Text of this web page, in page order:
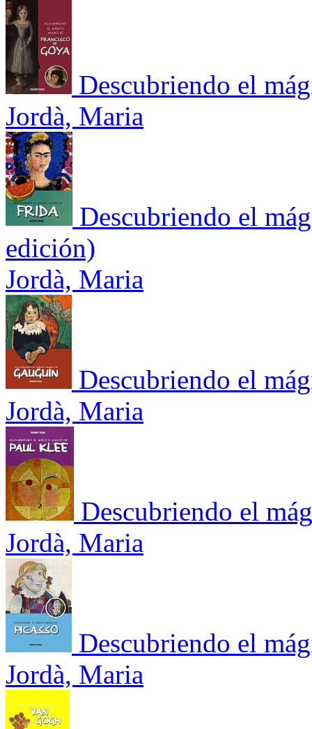
Descubriendo el
Jordà, Maria
Descubriendo el
edición)
Jordà, Maria
Descubriendo el
Jordà, Maria
Descubriendo el
Jordà, Maria
Descubriendo el
Jordà, Maria